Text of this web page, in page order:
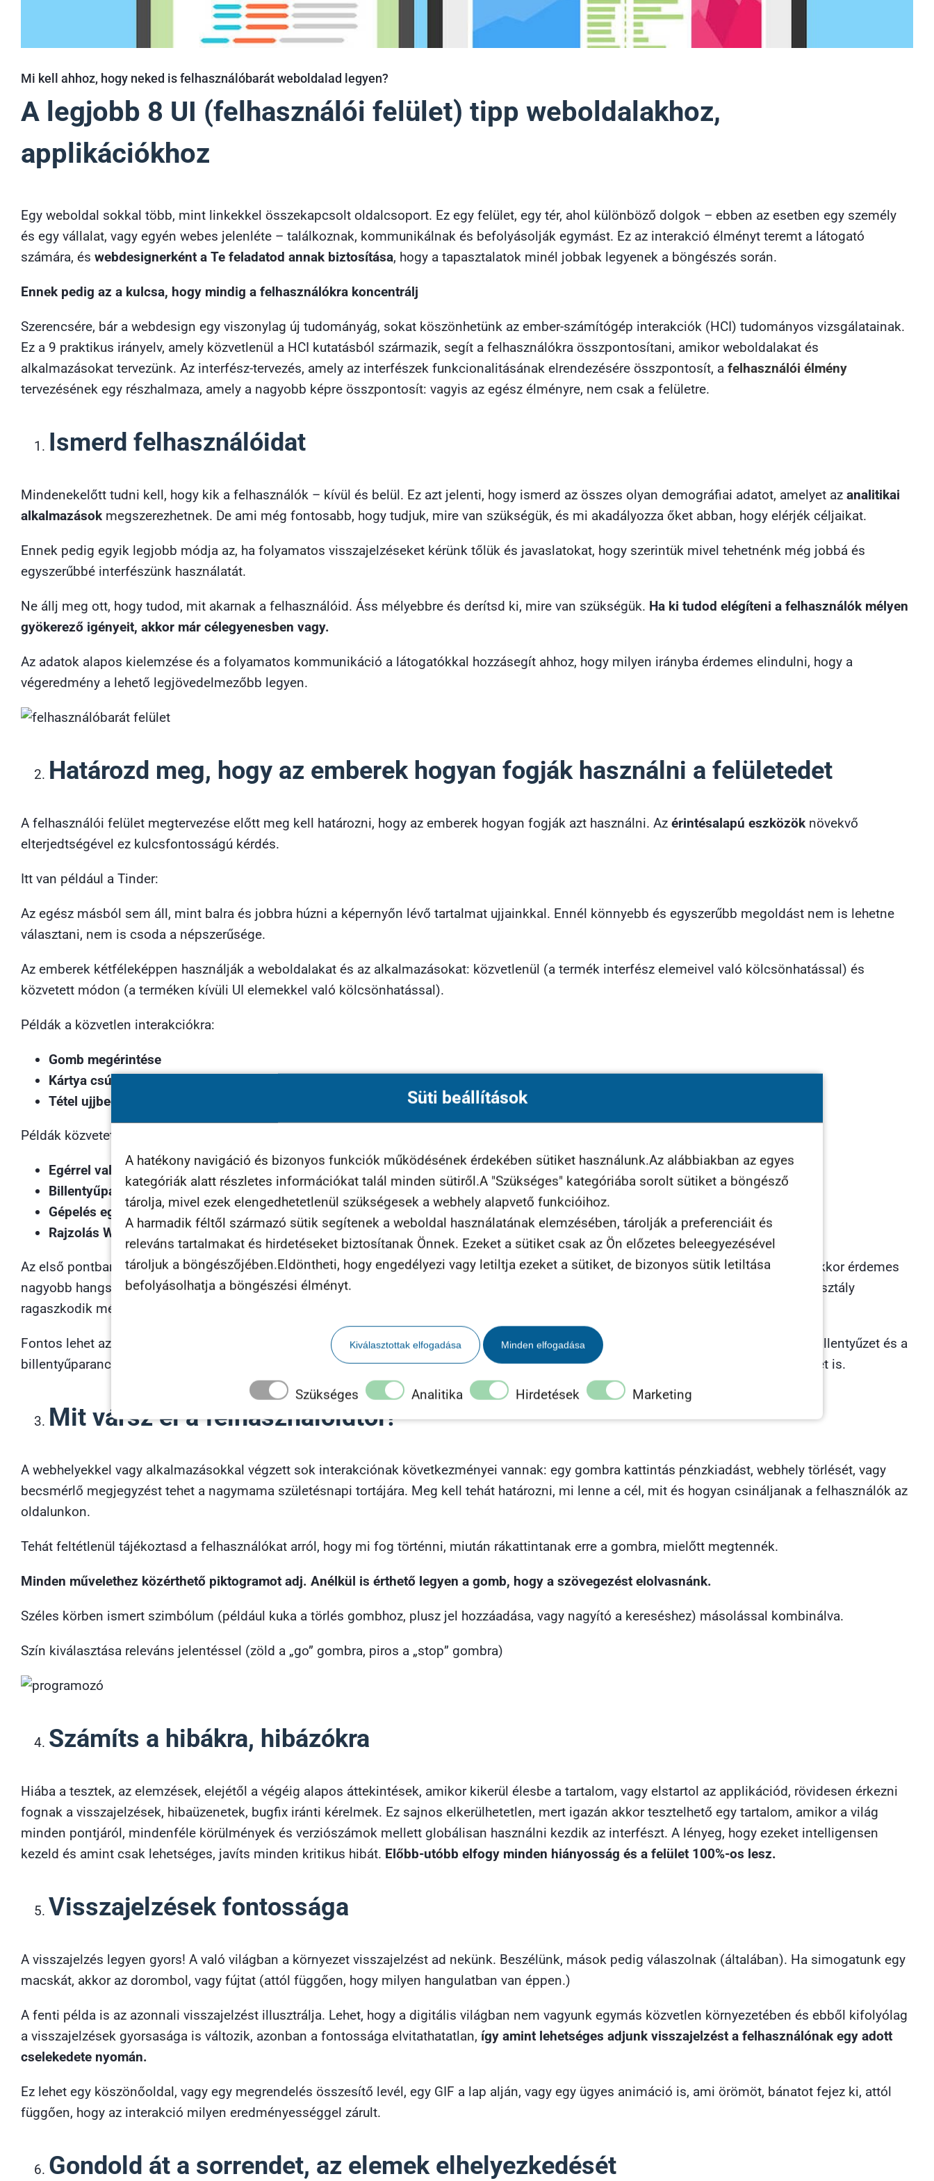
Süti beállítások
A hatékony navigáció és bizonyos funkciók működésének érdekében sütiket használunk.Az alábbiakban az egyes
kategóriák alatt részletes információkat talál minden sütiről.A "Szükséges" kategóriába sorolt sütiket a böngésző
tárolja, mivel ezek elengedhetetlenül szükségesek a webhely alapvető funkcióihoz.
A harmadik féltől származó sütik segítenek a weboldal használatának elemzésében, tárolják a preferenciáit és
releváns tartalmakat és hirdetéseket biztosítanak Önnek. Ezeket a sütiket csak az Ön előzetes beleegyezésével
tároljuk a böngészőjében.Eldöntheti, hogy engedélyezi vagy letiltja ezeket a sütiket, de bizonyos sütik letiltása
befolyásolhatja a böngészési élményt.
Kiválasztottak elfogadása Minden elfogadása
Szükséges Analitika Hirdetések Marketing
Mi kell ahhoz, hogy neked is felhasználóbarát weboldalad legyen?
A legjobb 8 UI (felhasználói felület) tipp weboldalakhoz,
applikációkhoz
Egy weboldal sokkal több, mint linkekkel összekapcsolt oldalcsoport. Ez egy felület, egy tér, ahol különböző dolgok – ebben az esetben egy személy
és egy vállalat, vagy egyén webes jelenléte – találkoznak, kommunikálnak és befolyásolják egymást. Ez az interakció élményt teremt a látogató
számára, és webdesignerként a Te feladatod annak biztosítása, hogy a tapasztalatok minél jobbak legyenek a böngészés során.
Ennek pedig az a kulcsa, hogy mindig a felhasználókra koncentrálj
Szerencsére, bár a webdesign egy viszonylag új tudományág, sokat köszönhetünk az ember-számítógép interakciók (HCI) tudományos vizsgálatainak.
Ez a 9 praktikus irányelv, amely közvetlenül a HCI kutatásból származik, segít a felhasználókra összpontosítani, amikor weboldalakat és
alkalmazásokat tervezünk. Az interfész-tervezés, amely az interfészek funkcionalitásának elrendezésére összpontosít, a felhasználói élmény
tervezésének egy részhalmaza, amely a nagyobb képre összpontosít: vagyis az egész élményre, nem csak a felületre.
Ismerd felhasználóidat
Mindenekelőtt tudni kell, hogy kik a felhasználók – kívül és belül. Ez azt jelenti, hogy ismerd az összes olyan demográfiai adatot, amelyet az analitikai
alkalmazások megszerezhetnek. De ami még fontosabb, hogy tudjuk, mire van szükségük, és mi akadályozza őket abban, hogy elérjék céljaikat.
Ennek pedig egyik legjobb módja az, ha folyamatos visszajelzéseket kérünk tőlük és javaslatokat, hogy szerintük mivel tehetnénk még jobbá és
egyszerűbbé interfészünk használatát.
Ne állj meg ott, hogy tudod, mit akarnak a felhasználóid. Áss mélyebbre és derítsd ki, mire van szükségük. Ha ki tudod elégíteni a felhasználók mélyen
gyökerező igényeit, akkor már célegyenesben vagy.
Az adatok alapos kielemzése és a folyamatos kommunikáció a látogatókkal hozzásegít ahhoz, hogy milyen irányba érdemes elindulni, hogy a
végeredmény a lehető legjövedelmezőbb legyen.
Határozd meg, hogy az emberek hogyan fogják használni a felületedet
A felhasználói felület megtervezése előtt meg kell határozni, hogy az emberek hogyan fogják azt használni. Az érintésalapú eszközök növekvő
elterjedtségével ez kulcsfontosságú kérdés.
Itt van például a Tinder:
Az egész másból sem áll, mint balra és jobbra húzni a képernyőn lévő tartalmat ujjainkkal. Ennél könnyebb és egyszerűbb megoldást nem is lehetne
választani, nem is csoda a népszerűsége.
Az emberek kétféleképpen használják a weboldalakat és az alkalmazásokat: közvetlenül (a termék interfész elemeivel való kölcsönhatással) és
közvetett módon (a terméken kívüli UI elemekkel való kölcsönhatással).
Példák a közvetlen interakciókra:
Gomb megérintése
Kártya csúsztatása
Tétel ujjbeggyel történő elhúzása
Példák közvetett interakciókra:
Egérrel való kattintás
Billentyűparancsok / parancsikonok használata
Gépelés egy űrlapmezőbe
Rajzolás Wacom táblagépre
Az első pontban vázoltfelhasználói viselkedés és demográfiai adatokismerete itt is erősen visszaköszön. Ha fiatal a célközönséged, akkor érdemes
nagyobb hangsúlyt fektetni az ujjbegyekkel történő interakcóikra, mivel ők bizonyára okostelefonról fognak böngészni. Az idősebb korosztály
ragaszkodik még a közvetett interakciókhoz, de egyre inkább adaptálják ők is a modern technológiát.
Fontos lehet az is, hogy milyen munkakörben dolgozik a célközönség. Programozók és számítógépekkel dolgozó emberek számára a billentyűzet és a
billentyűparancsok továbbra is a legmeghatározóbbak, míggrafikusok és designerekesetében bejön a képbe a digitális rajztábla / tablet is.
Mit vársz el a felhasználóidtól?
A webhelyekkel vagy alkalmazásokkal végzett sok interakciónak következményei vannak: egy gombra kattintás pénzkiadást, webhely törlését, vagy
becsmérlő megjegyzést tehet a nagymama születésnapi tortájára. Meg kell tehát határozni, mi lenne a cél, mit és hogyan csináljanak a felhasználók az
oldalunkon.
Tehát feltétlenül tájékoztasd a felhasználókat arról, hogy mi fog történni, miután rákattintanak erre a gombra, mielőtt megtennék.
Minden művelethez közérthető piktogramot adj. Anélkül is érthető legyen a gomb, hogy a szövegezést elolvasnánk.
Széles körben ismert szimbólum (például kuka a törlés gombhoz, plusz jel hozzáadása, vagy nagyító a kereséshez) másolással kombinálva.
Szín kiválasztása releváns jelentéssel (zöld a „go” gombra, piros a „stop” gombra)
Számíts a hibákra, hibázókra
Hiába a tesztek, az elemzések, elejétől a végéig alapos áttekintések, amikor kikerül élesbe a tartalom, vagy elstartol az applikációd, rövidesen érkezni
fognak a visszajelzések, hibaüzenetek, bugfix iránti kérelmek. Ez sajnos elkerülhetetlen, mert igazán akkor tesztelhető egy tartalom, amikor a világ
minden pontjáról, mindenféle körülmények és verziószámok mellett globálisan használni kezdik az interfészt. A lényeg, hogy ezeket intelligensen
kezeld és amint csak lehetséges, javíts minden kritikus hibát. Előbb-utóbb elfogy minden hiányosság és a felület 100%-os lesz.
Visszajelzések fontossága
A visszajelzés legyen gyors! A való világban a környezet visszajelzést ad nekünk. Beszélünk, mások pedig válaszolnak (általában). Ha simogatunk egy
macskát, akkor az dorombol, vagy fújtat (attól függően, hogy milyen hangulatban van éppen.)
A fenti példa is az azonnali visszajelzést illusztrálja. Lehet, hogy a digitális világban nem vagyunk egymás közvetlen környezetében és ebből kifolyólag
a visszajelzések gyorsasága is változik, azonban a fontossága elvitathatatlan, így amint lehetséges adjunk visszajelzést a felhasználónak egy adott
cselekedete nyomán.
Ez lehet egy köszönőoldal, vagy egy megrendelés összesítő levél, egy GIF a lap alján, vagy egy ügyes animáció is, ami örömöt, bánatot fejez ki, attól
függően, hogy az interakció milyen eredményességgel zárult.
Gondold át a sorrendet, az elemek elhelyezkedését